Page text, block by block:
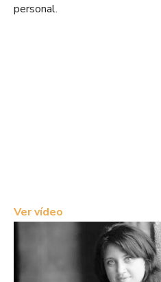
personal.
Ver vídeo